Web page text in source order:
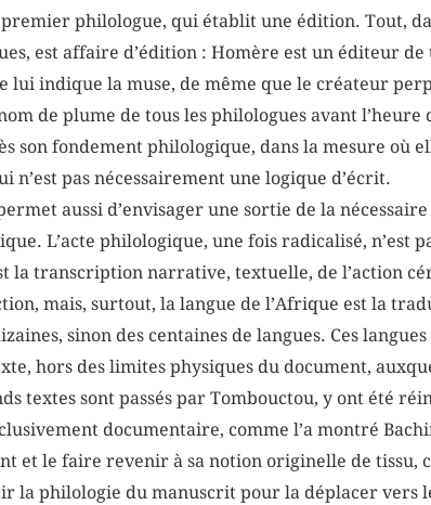
premier philologue, qui établit une édition. Tout,
est affaire d’édition : Homère est un éditeur
lui indique la muse, de même que le créateur
de plume de tous les philologues avant
son fondement philologique, dans la mesure où
n’est pas nécessairement une logique d’écrit.
aussi d’envisager une sortie de la
L’acte philologique, une fois radicalisé, n’est
la transcription narrative, textuelle, de l’action
mais, surtout, la langue de l’Afrique est la
sinon des centaines de langues. Ces
hors des limites physiques du document,
textes sont passés par Tombouctou, y ont été
documentaire, comme l’a montré
et le faire revenir à sa notion originelle de tissu,
la philologie du manuscrit pour la déplacer vers